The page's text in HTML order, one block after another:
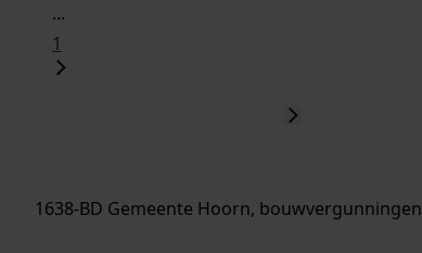
...
1
1638-BD Gemeente Hoorn, bouwvergunningen